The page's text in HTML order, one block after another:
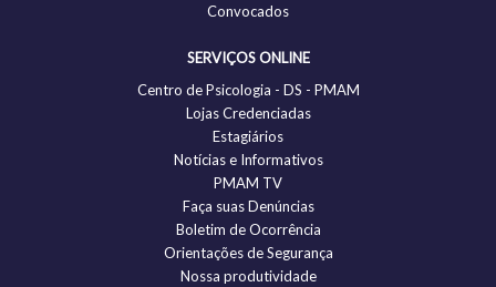
Convocados
SERVIÇOS ONLINE
Centro de Psicologia - DS - PMAM
Lojas Credenciadas
Estagiários
Notícias e Informativos
PMAM TV
Faça suas Denúncias
Boletim de Ocorrência
Orientações de Segurança
Nossa produtividade